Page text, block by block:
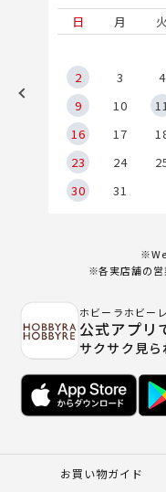
日
月 火
2
3 4
9
10
16
17
23
24
30
31
※各実店舗の営
ホビーラホビーレ
公式アプリ
サクサク見
お買い物ガイド